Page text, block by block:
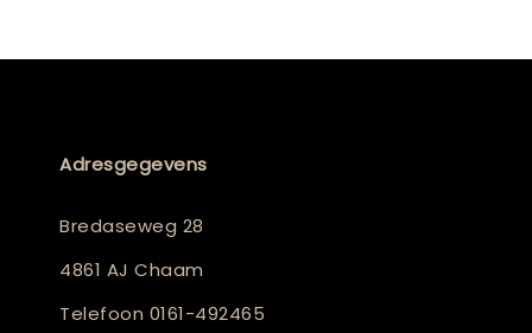
Adresgegevens
Bredaseweg 28
4861 AJ Chaam
Telefoon 0161-492465